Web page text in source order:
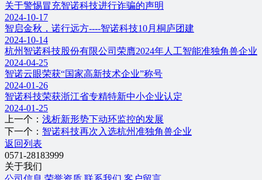
关于警惕冒充智诺科技进行诈骗的声明
2024-10-17
智启金秋，诺行远方----智诺科技10月桐庐团建
2024-10-14
杭州智诺科技股份有限公司荣膺2024年人工智能准独角兽企业
2024-04-25
智诺云眼荣获“国家高新技术企业”称号
2024-01-26
智诺科技荣获浙江省专精特新中小企业认定
2024-01-25
上一个： 浅析新形势下动环监控的发展
下一个： 智诺科技再次入选杭州准独角兽企业
返回列表
0571-28183999
关于我们